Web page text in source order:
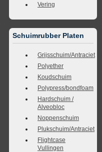
Vering
Schuimrubber Platen
Grijsschuim/Antraciet
Polyether
Koudschuim
Polypress/bondfoam
Hardschuim /
Alveobloc
Noppenschuim
Plukschuim/Antraciet
Flightcase
Vullingen